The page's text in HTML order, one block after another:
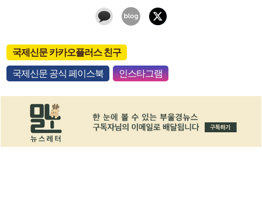
국제신문 카카오플러스 친구
국제신문 공식 페이스북 인스타그램